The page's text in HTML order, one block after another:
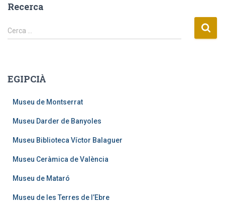
Recerca
C
e
:
Cerca …
EGIPCIÀ
Museu de Montserrat
Museu Darder de Banyoles
Museu Biblioteca Víctor Balaguer
Museu Ceràmica de València
Museu de Mataró
Museu de les Terres de l’Ebre